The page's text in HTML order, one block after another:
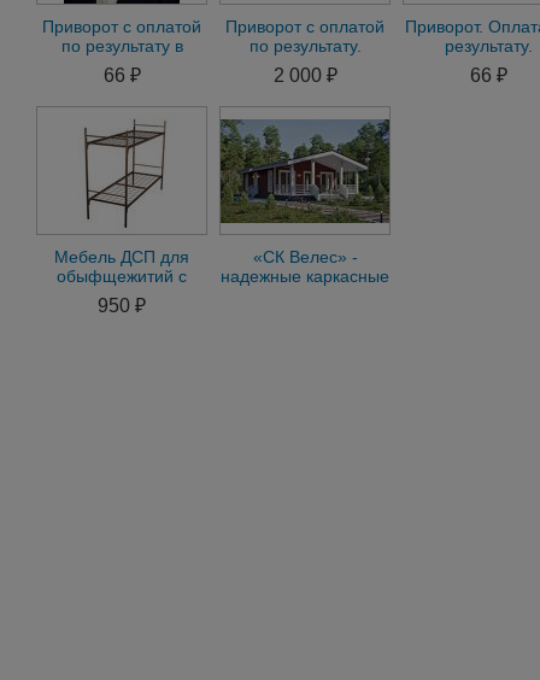
Приворот с оплатой
по результату в
Великом
Новгороде.Приворот
срочно
66 ₽
Приворот с оплатой
по результату.
Гадание. снятие
негатива 43
2 000 ₽
Приворот.
результату.
Магическая
в дeлах и66 ₽
Мебель ДСП для
обыфщежитий с
доставкой по всей
России
950 ₽
«СК Велес» -
надежные каркасные